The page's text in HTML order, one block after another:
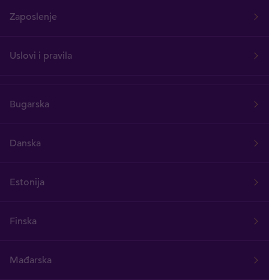
Zaposlenje
Uslovi i pravila
Bugarska
Danska
Estonija
Finska
Mađarska